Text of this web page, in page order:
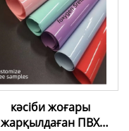
кәсіби жоғары
жарқылдаған ПВХ